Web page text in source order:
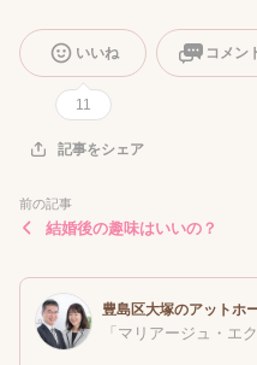
いいね
11
コメン
記事をシェア
前の記事
結婚後の趣味はいいの？
「マリアージュ・エク